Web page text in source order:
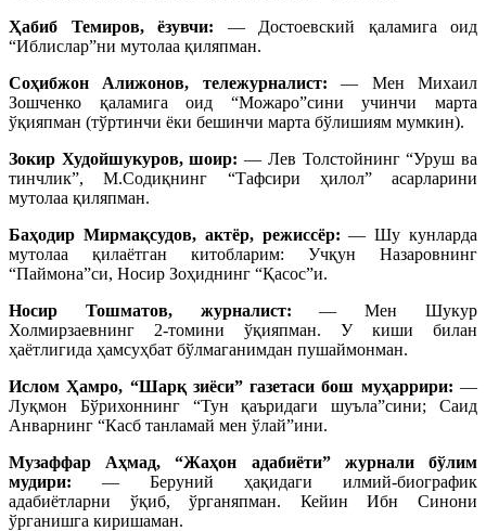
Ҳабиб Темиров, ёзувчи: — Достоевский қаламига оид
“Иблислар”ни мутолаа қиляпман.
Соҳибжон Алижонов, тележурналист:— Мен Михаил
Зошченко қаламига оид “Можаро”сини учинчи марта
ўқияпман (тўртинчи ёки бешинчи марта бўлишиям мумкин).
Зокир Худойшукуров, шоир: — Лев Толстойнинг “Уруш ва
тинчлик”, М.Содиқнинг “Тафсири ҳилол” асарларини
мутолаа қиляпман.
Баҳодир Мирмақсудов, актёр, режиссёр: — Шу кунларда
мутолаа қилаётган китобларим: Учқун Назаровнинг
“Паймона”си, Носир Зоҳиднинг “Қасос”и.
Носир Тошматов, журналист:— Мен Шукур
Холмирзаевнинг 2-томини ўқияпман. У киши билан
ҳаётлигида ҳамсуҳбат бўлмаганимдан пушаймонман.
Ислом Ҳамро, “Шарқ зиёси” газетаси бош муҳаррири: —
Луқмон Бўрихоннинг “Тун қаъридаги шуъла”сини; Саид
Анварнинг “Касб танламай мен ўлай”ини.
Музаффар Аҳмад, “Жаҳон адабиёти” журнали бўлим
мудири: — Беруний ҳақидаги илмий-биографик
адабиётларни ўқиб, ўрганяпман. Кейин Ибн Синони
ўрганишга киришаман.